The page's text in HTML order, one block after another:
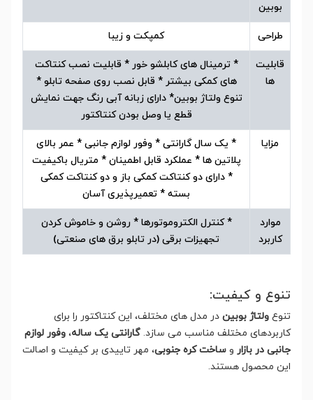
بوبین
طراحی کمپکت و زیبا
قابلیت
ها
* ترمینال های کابلشو خور * قابلیت نصب کنتاکت
های کمکی بیشتر * قابل نصب روی صفحه تابلو *
تنوع ولتاژ بوبین* دارای زبانه آبی رنگ جهت نمایش
قطع یا وصل بودن کنتاکتور
مزایا
* یک سال گارانتی * وفور لوازم جانبی * عمر بالای
پلاتین ها * عملکرد قابل اطمینان * متریال باکیفیت
* دارای دو کنتاکت کمکی باز و دو کنتاکت کمکی
بسته * تعمیرپذیری آسان
موارد
کاربرد
* کنترل الکتروموتورها * روشن و خاموش کردن
تجهیزات برقی (در تابلو برق های صنعتی)
تنوع و کیفیت:
تنوع ولتاژ بوبین در مدل های مختلف، این کنتاکتور را برای
کاربردهای مختلف مناسب می سازد. گارانتی یک ساله، وفور لوازم
جانبی در بازار و ساخت کره جنوبی، مهر تاییدی بر کیفیت و اصالت
این محصول هستند.